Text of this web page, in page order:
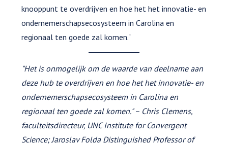
knooppunt te overdrijven en hoe het het innovatie- en
ondernemerschapsecosysteem in Carolina en
regionaal ten goede zal komen."
"Het is onmogelijk om de waarde van deelname aan
deze hub te overdrijven en hoe het het innovatie- en
ondernemerschapsecosysteem in Carolina en
regionaal ten goede zal komen." – Chris Clemens,
faculteitsdirecteur, UNC Institute for Convergent
Science; Jaroslav Folda Distinguished Professor of